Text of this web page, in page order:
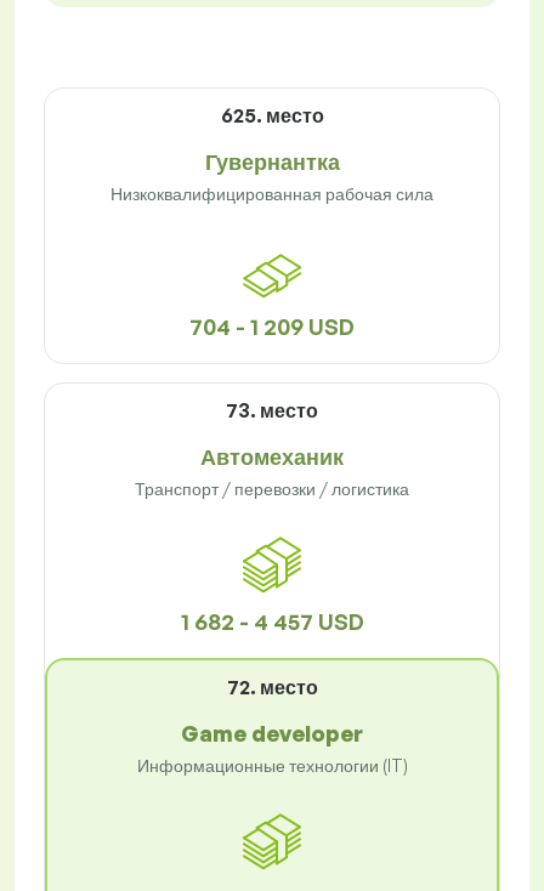
625. место
Гувернантка
Низкоквалифицированная рабочая сила
704 - 1 209 USD
73. место
Автомеханик
Транспорт / перевозки / логистика
1 682 - 4 457 USD
72. место
Game developer
Информационные технологии (IT)